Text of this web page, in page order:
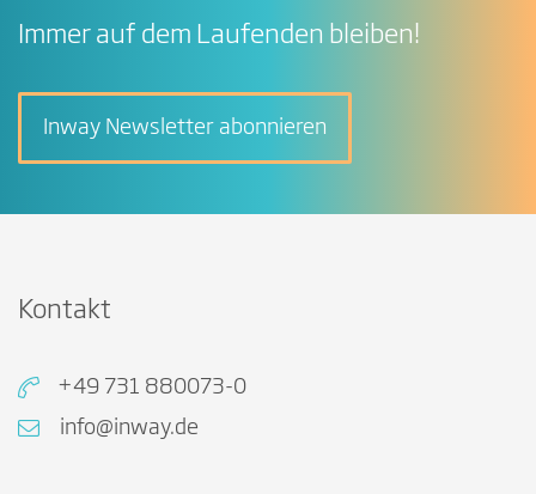
Immer auf dem Laufenden bleiben!
Inway Newsletter abonnieren
Kontakt
+49 731 880073-0
info@inway.de